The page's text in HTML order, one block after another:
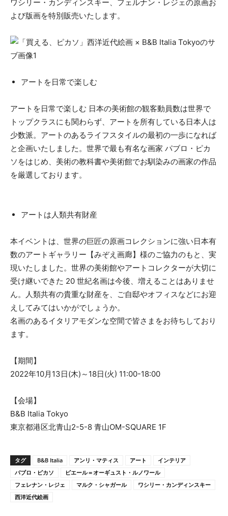
ワシリー・カンディンスキー、フェルナン・レジェの原画お
よび版画を特別販売いたします。
アートを日常で楽しむ
アートを日常で楽しむ 日本の美術館の観客動員数は世界で
トップクラスにも関わらず、アートを所有している日本人は
少数派。アートのあるライフスタイルの最初の一歩になれば
と企画いたしました。世界で最も有名な画家 パブロ・ピカ
ソをはじめ、美術の教科書や美術館でお馴染みの画家の作品
を厳選しております。
アートは人類共有財産
本イベントは、世界の巨匠の原画コレクションに強い日本有
数のアートギャラリー【みぞえ画廊】様のご協力のもと、実
現いたしました。世界の美術館やアートコレクターが大切に
受け継いできた 20 世紀名画は今後、増えることはありませ
ん。人類共有の貴重な財産を、ご自邸やオフィスなどにお迎
えしてみてはいかがでしょうか。
名画のあるイタリアモダンな空間で皆さまをお待ちしており
ます。
【期間】
2022年10月13日(木)～18日(火) 11:00-18:00
【会場】
B&B Italia Tokyo
東京都港区北青山2-5-8 青山OM-SQUARE 1F
タグ B&B Italia アンリ・マティス アート
インテリア
パブロ・ピカソ
ピエール＝オーギュスト・ルノワール
フェレナン・レジェ
マルク・シャガール
ワシリー・カンディンスキー
西洋近代絵画